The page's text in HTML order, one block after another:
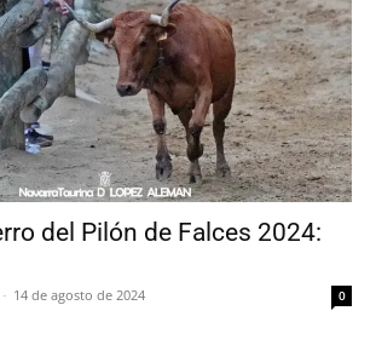
del Pilón de Falces 2024:
- 14 de agosto de 2024 0